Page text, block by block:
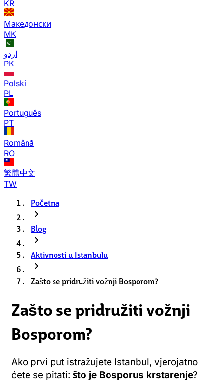
KR
Македонски
MK
اردو
PK
Polski
PL
Português
PT
Română
RO
繁體中文
TW
Početna
chevron_right
Blog
chevron_right
Aktivnosti u Istanbulu
chevron_right
Zašto se pridružiti vožnji Bosporom?
Zašto se pridružiti vožnji
Bosporom?
Ako prvi put istražujete Istanbul, vjerojatno
ćete se pitati: što je Bosporus krstarenje?